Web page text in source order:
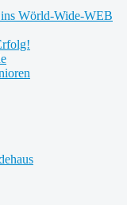
Wörld-Wide-WEB